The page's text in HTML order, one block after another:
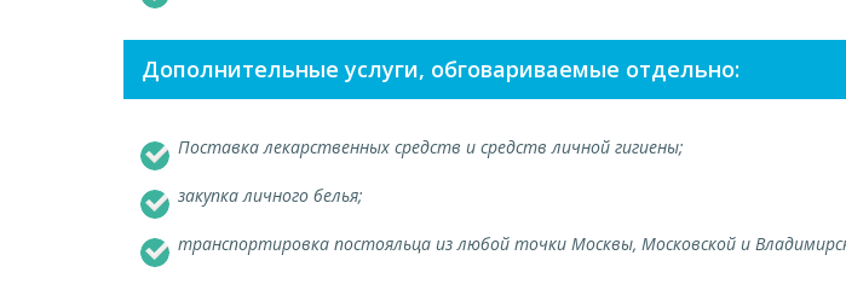
Дополнительные услуги, обговариваемые отдельно:
Поставка лекарственных средств и средств личной гигиены;
закупка личного белья;
транспортировка постояльца из любой точки Москвы, Московской и